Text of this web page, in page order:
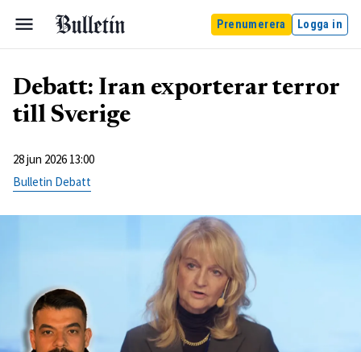
Prenumerera Logga in
Debatt: Iran exporterar terror
till Sverige
28 jun 2026 13:00
Bulletin Debatt